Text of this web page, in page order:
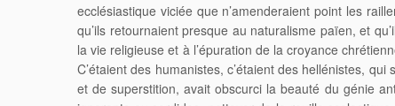
ecclésiastique viciée que n’amenderaient point les
qu’ils retournaient presque au naturalisme païen, et
la vie religieuse et à l’épuration de la croyance
C’étaient des humanistes, c’étaient des hellénistes,
et de superstition, avait obscurci la beauté du génie